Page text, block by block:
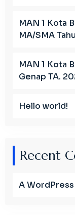
MAN 1 Kota
MA/SMA
MAN 1 Kota
Genap TA.
Hello world!
Recent
A